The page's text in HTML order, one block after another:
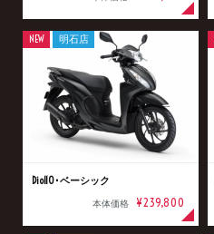
Dio110･ベーシック
本体価格 ¥239,800
NEW 明石店